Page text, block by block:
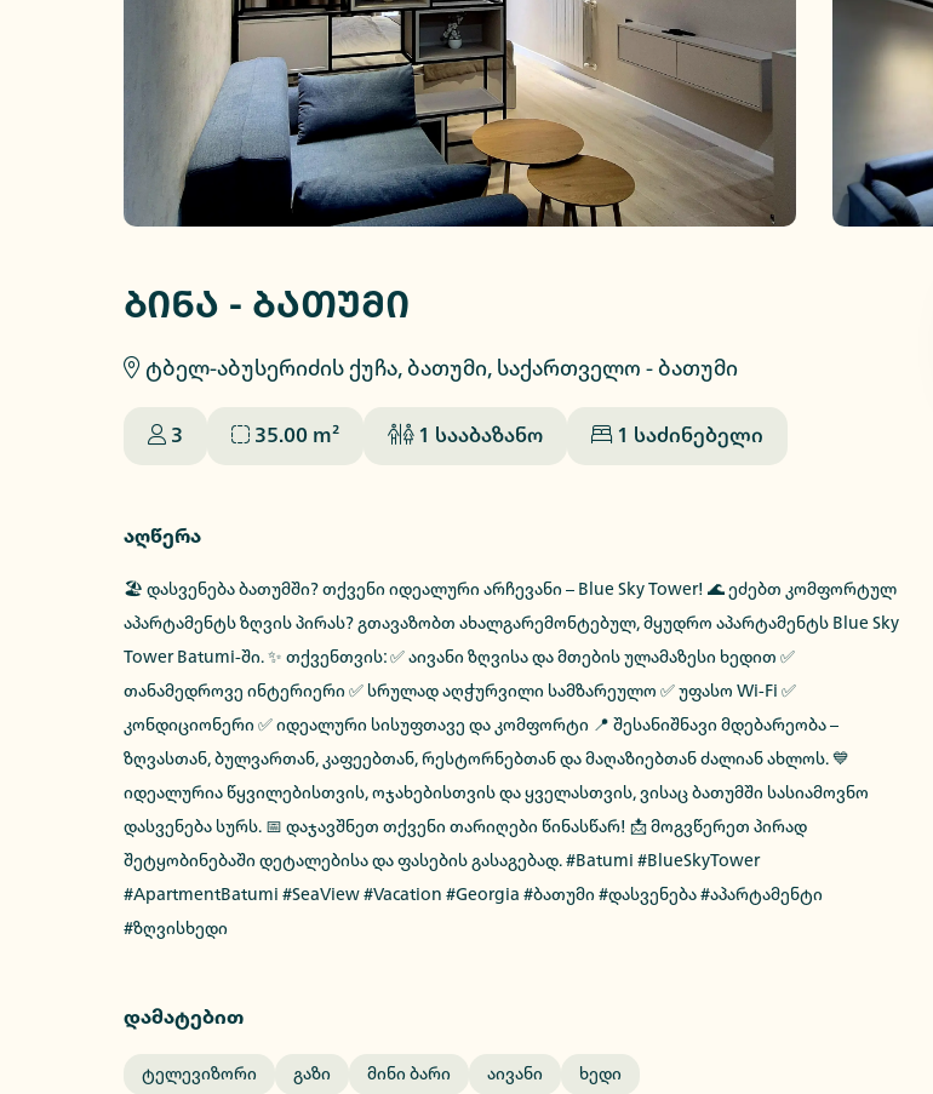
ბინა - ბათუმი
ტბელ-აბუსერიძის ქუჩა, ბათუმი, საქართველო - ბათუმი
3 35.00 m² 1 სააბაზანო 1 საძინებელი
აღწერა
🏖️ დასვენება ბათუმში? თქვენი იდეალური არჩევანი – Blue Sky Tower! 🌊 ეძებთ კომფორტულ
აპარტამენტს ზღვის პირას? გთავაზობთ ახალგარემონტებულ, მყუდრო აპარტამენტს Blue Sky
Tower Batumi-ში. ✨ თქვენთვის: ✅ აივანი ზღვისა და მთების ულამაზესი ხედით ✅
თანამედროვე ინტერიერი ✅ სრულად აღჭურვილი სამზარეულო ✅ უფასო Wi-Fi ✅
კონდიციონერი ✅ იდეალური სისუფთავე და კომფორტი 📍 შესანიშნავი მდებარეობა –
ზღვასთან, ბულვართან, კაფეებთან, რესტორნებთან და მაღაზიებთან ძალიან ახლოს. 💙
იდეალურია წყვილებისთვის, ოჯახებისთვის და ყველასთვის, ვისაც ბათუმში სასიამოვნო
დასვენება სურს. 📅 დაჯავშნეთ თქვენი თარიღები წინასწარ! 📩 მოგვწერეთ პირად
შეტყობინებაში დეტალებისა და ფასების გასაგებად. #Batumi #BlueSkyTower
#ApartmentBatumi #SeaView #Vacation #Georgia #ბათუმი #დასვენება #აპარტამენტი
#ზღვისხედი
დამატებით
Ტელევიზორი Გაზი Მინი Ბარი Აივანი Ხედი